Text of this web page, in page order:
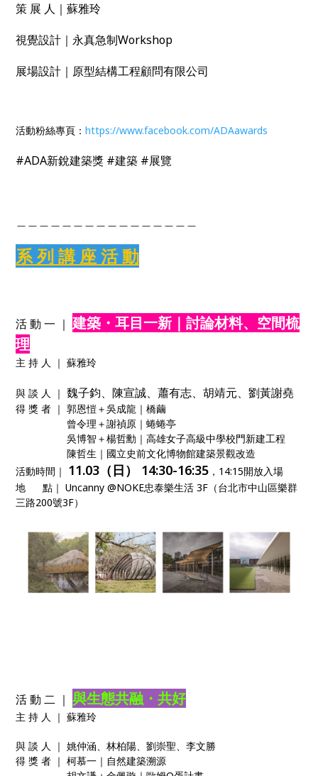
策 展 人｜蘇雅玲
視覺設計｜永真急制Workshop
展場設計｜原型結構工程顧問有限公司
活動粉絲專頁：https://www.facebook.com/ADAawards
#ADA新銳建築獎 #建築 #展覽
系 列 講 座 活 動
活 動 一 ｜建築・耳目一新｜討論材料、空間梳
理
主 持 人 ｜ 蘇雅玲
與 談 人 ｜魏子鈞、陳宣誠、蕭有志、胡靖元、劉黃謝堯
得 獎 者 ｜ 郭恩愷＋吳成龍｜橋繭
曾令理＋謝禎原｜蜷蜷亭
吳博智＋楊哲勳｜高雄女子高級中學校門新建工程
陳哲生｜國立史前文化博物館建築景觀改造
活動時間｜ 11.03（日） 14:30-16:35 ，14:15開放入場
地 點｜ Uncanny @NOKE忠泰樂生活 3F（台北市中山區樂群
三路200號3F）
活 動 二 ｜與生態共融・共好
主 持 人 ｜ 蘇雅玲
與 談 人 ｜ 姚仲涵、林柏陽、劉崇聖、李文勝
得 獎 者 ｜ 柯慕一｜自然建築溯源